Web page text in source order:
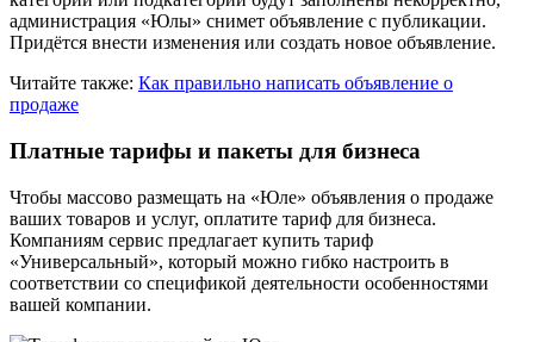
администрация «Юлы» снимет объявление с публикации.
Придётся внести изменения или создать новое объявление.
Читайте также: Как правильно написать объявление о
продаже
Платные тарифы и пакеты для бизнеса
Чтобы массово размещать на «Юле» объявления о продаже
ваших товаров и услуг, оплатите тариф для бизнеса.
Компаниям сервис предлагает купить тариф
«Универсальный», который можно гибко настроить в
соответствии со спецификой деятельности особенностями
вашей компании.